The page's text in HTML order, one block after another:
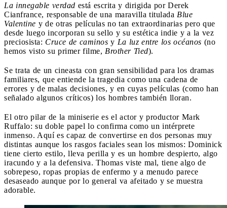
La innegable verdad está escrita y dirigida por Derek
Cianfrance, responsable de una maravilla titulada Blue
Valentine y de otras películas no tan extraordinarias pero que
desde luego incorporan su sello y su estética indie y a la vez
preciosista: Cruce de caminos y La luz entre los océanos (no
hemos visto su primer filme, Brother Tied).
Se trata de un cineasta con gran sensibilidad para los dramas
familiares, que entiende la tragedia como una cadena de
errores y de malas decisiones, y en cuyas películas (como han
señalado algunos críticos) los hombres también lloran.
El otro pilar de la miniserie es el actor y productor Mark
Ruffalo: su doble papel lo confirma como un intérprete
inmenso. Aquí es capaz de convertirse en dos personas muy
distintas aunque los rasgos faciales sean los mismos: Dominick
tiene cierto estilo, lleva perilla y es un hombre despierto, algo
iracundo y a la defensiva. Thomas viste mal, tiene algo de
sobrepeso, ropas propias de enfermo y a menudo parece
desaseado aunque por lo general va afeitado y se muestra
adorable.